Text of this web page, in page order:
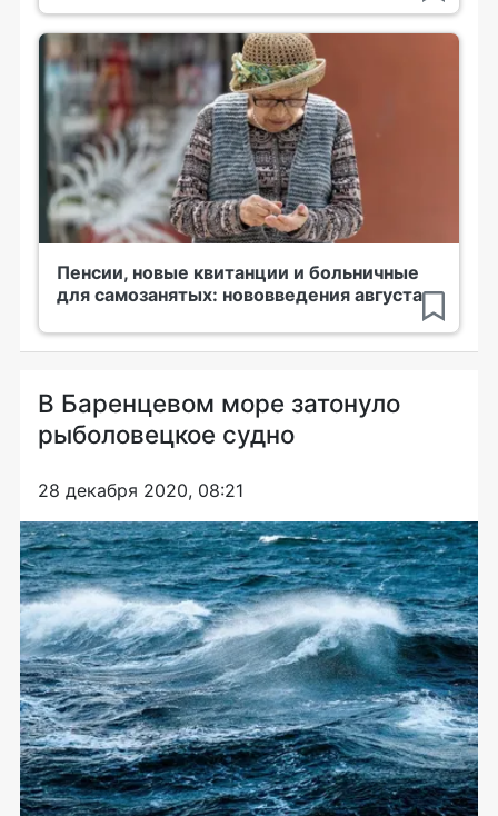
Пенсии, новые квитанции и больничные
для самозанятых: нововведения августа
В Баренцевом море затонуло
рыболовецкое судно
28 декабря 2020, 08:21